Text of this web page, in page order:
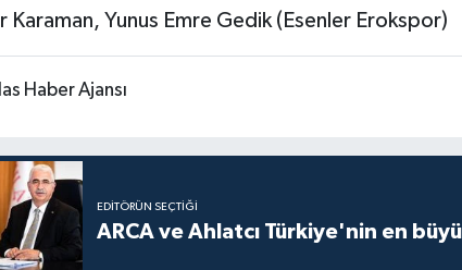
Karaman, Yunus Emre Gedik (Esenler Erokspor)
Haber Ajansı
EDITÖRÜN SEÇTIĞI
ARCA ve Ahlatcı Türkiye'nin en